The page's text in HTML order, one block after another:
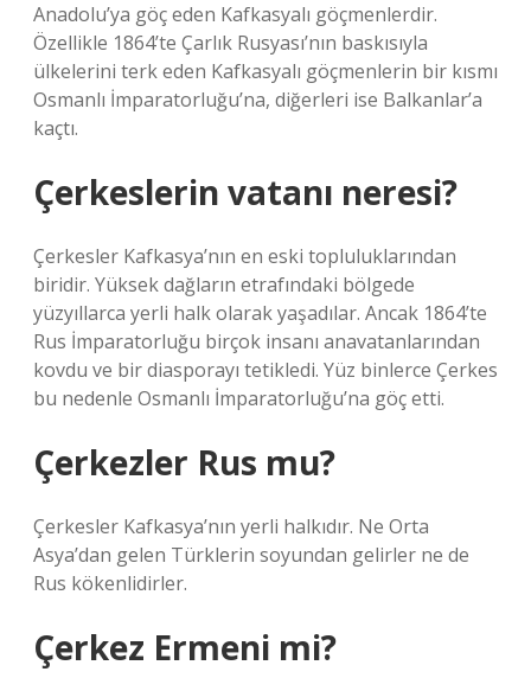
Anadolu’ya göç eden Kafkasyalı göçmenlerdir.
Özellikle 1864’te Çarlık Rusyası’nın baskısıyla
ülkelerini terk eden Kafkasyalı göçmenlerin bir kısmı
Osmanlı İmparatorluğu’na, diğerleri ise Balkanlar’a
kaçtı.
Çerkeslerin vatanı neresi?
Çerkesler Kafkasya’nın en eski topluluklarından
biridir. Yüksek dağların etrafındaki bölgede
yüzyıllarca yerli halk olarak yaşadılar. Ancak 1864’te
Rus İmparatorluğu birçok insanı anavatanlarından
kovdu ve bir diasporayı tetikledi. Yüz binlerce Çerkes
bu nedenle Osmanlı İmparatorluğu’na göç etti.
Çerkezler Rus mu?
Çerkesler Kafkasya’nın yerli halkıdır. Ne Orta
Asya’dan gelen Türklerin soyundan gelirler ne de
Rus kökenlidirler.
Çerkez Ermeni mi?